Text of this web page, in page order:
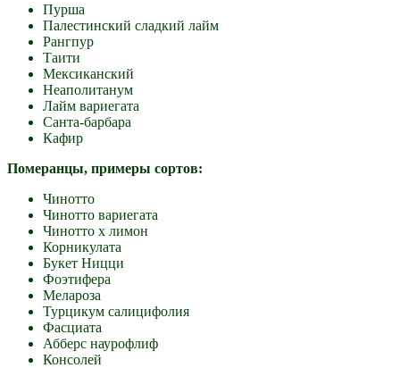
Пурша
Палестинский сладкий лайм
Рангпур
Таити
Мексиканский
Неаполитанум
Лайм вариегата
Санта-барбара
Кафир
Померанцы, примеры сортов:
Чинотто
Чинотто вариегата
Чинотто х лимон
Корникулата
Букет Ницци
Фоэтифера
Мелароза
Турцикум салицифолия
Фасциата
Абберс наурофлиф
Консолей